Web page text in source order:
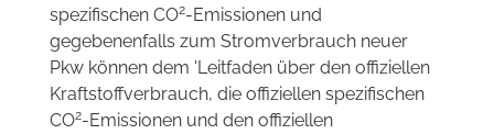
spezifischen CO2-Emissionen und
gegebenenfalls zum Stromverbrauch neuer
Pkw können dem 'Leitfaden über den offiziellen
Kraftstoffverbrauch, die offiziellen spezifischen
CO2-Emissionen und den offiziellen